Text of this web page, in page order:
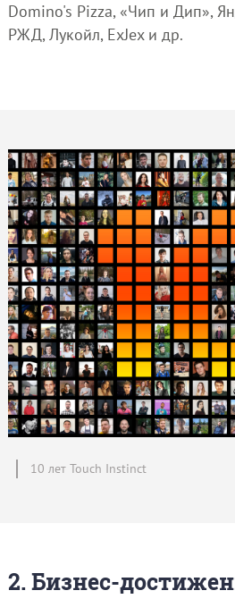
Domino's Pizza, «Чип и Дип»,
РЖД, Лукойл, ExJex и др.
10 лет Touch Instinct
2. Бизнес-